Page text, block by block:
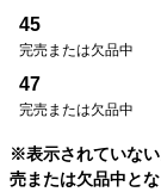
45
完売または欠品中
47
完売または欠品中
※表示されていな
売または欠品中とな